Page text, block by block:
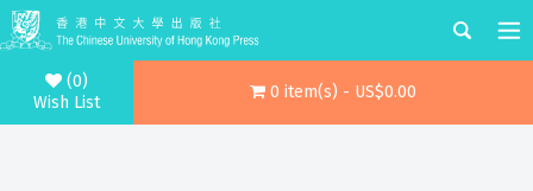
(0)
Wish List
0 item(s) - US$0.00